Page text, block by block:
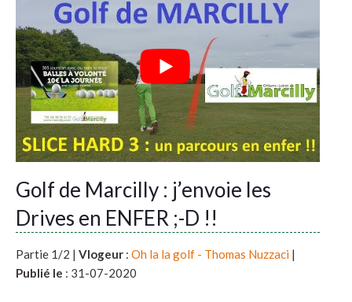
Golf de Marcilly : j’envoie les
Drives en ENFER ;-D !!
Partie 1/2 | Vlogeur : Oh la la golf - Thomas Nuzzaci |
Publié le : 31-07-2020